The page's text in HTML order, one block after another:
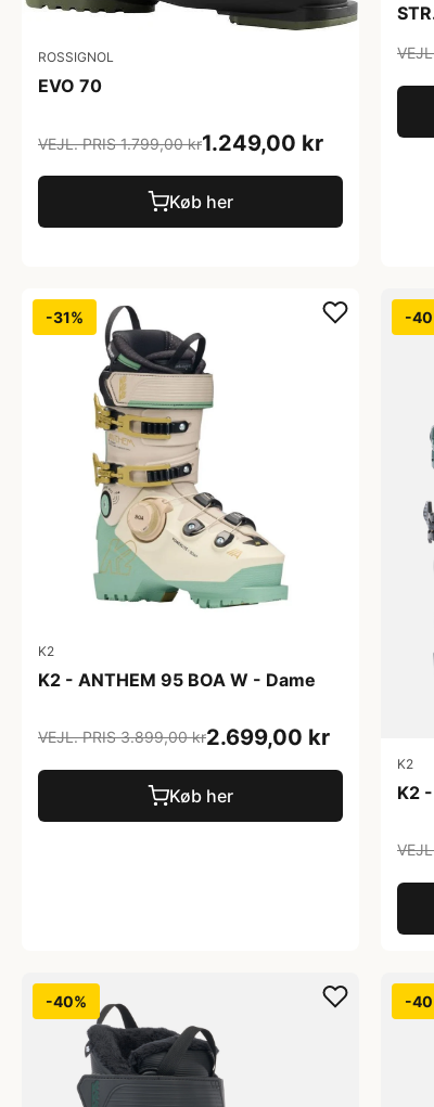
ROSSIGNOL
EVO 70
VEJL. PRIS 1.799,00 kr1.249,00 kr
Køb her
-31%
K2
K2 - ANTHEM 95 BOA W - Dame
VEJL. PRIS 3.899,00 kr2.699,00 kr
Køb her
-
K2
K2
-40% -